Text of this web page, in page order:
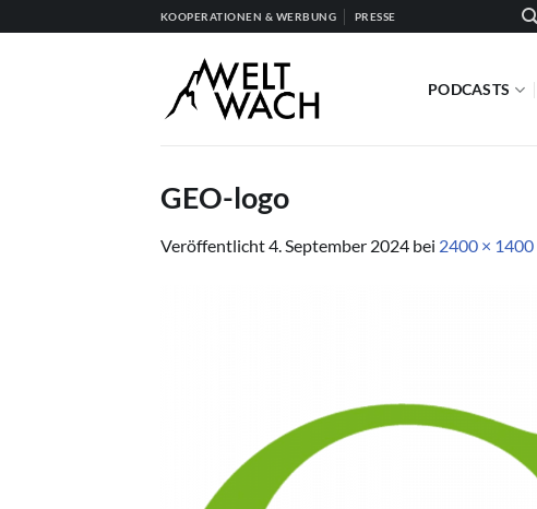
Inhalt
KOOPERATIONEN & WERBUNG PRESSE
PODCASTS
GEO-logo
Veröffentlicht4. September 2024 bei 2400 × 1400